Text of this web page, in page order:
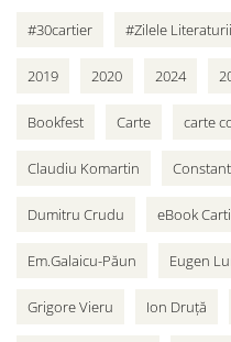
#30cartier #Zilele
2019 2020 2024
Bookfest Carte carte
Claudiu Komartin
Dumitru Crudu eBook
Em.Galaicu-Păun Eugen
Grigore Vieru Ion Druță